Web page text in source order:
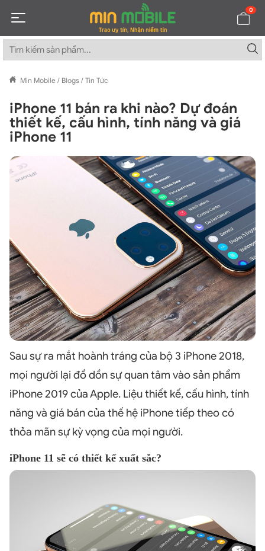
0
Min Mobile / Blogs / Tin Tức
iPhone 11 bán ra khi nào? Dự đoán
thiết kế, cấu hình, tính năng và giá
iPhone 11
Sau sự ra mắt hoành tráng của bộ 3 iPhone 2018,
mọi người lại đổ dồn sự quan tâm vào sản phẩm
iPhone 2019 của Apple. Liệu thiết kế, cấu hình, tính
năng và giá bán của thế hệ iPhone tiếp theo có
thỏa mãn sự kỳ vọng của mọi người.
iPhone 11 sẽ có thiết kế xuất sắc?